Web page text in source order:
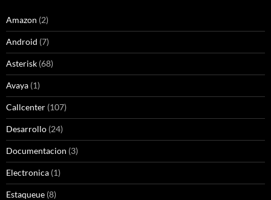
Amazon (2)
Android (7)
Asterisk (68)
Avaya (1)
Callcenter (107)
Desarrollo (24)
Documentacion (3)
Electronica (1)
Estaqueue (8)